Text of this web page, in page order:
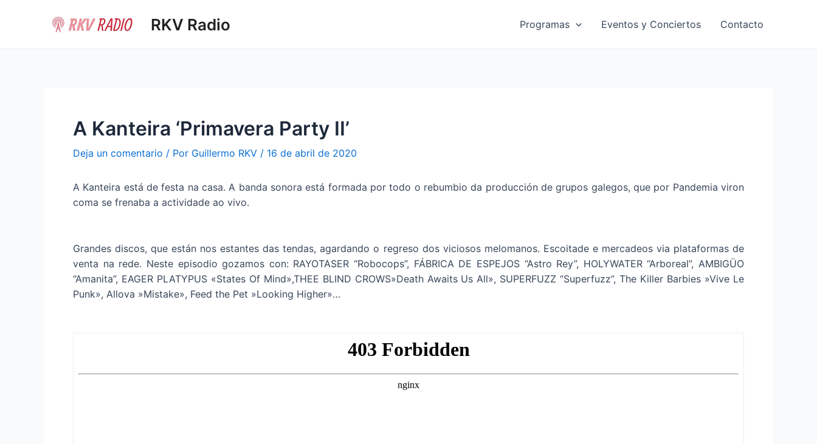
RKV Radio Programas Eventos y Conciertos Contacto
A Kanteira ‘Primavera Party II’
Deja un comentario / Por Guillermo RKV / 16 de abril de 2020
A Kanteira está de festa na casa. A banda sonora está formada por todo o rebumbio da producción de grupos galegos, que por Pandemia viron
coma se frenaba a actividade ao vivo.
Grandes discos, que están nos estantes das tendas, agardando o regreso dos viciosos melomanos. Escoitade e mercadeos via plataformas de
venta na rede. Neste episodio gozamos con: RAYOTASER “Robocops”, FÁBRICA DE ESPEJOS “Astro Rey”, HOLYWATER “Arboreal”, AMBIGÜO
“Amanita”, EAGER PLATYPUS «States Of Mind»,THEE BLIND CROWS»Death Awaits Us All», SUPERFUZZ “Superfuzz”, The Killer Barbies »Vive Le
Punk», Allova »Mistake», Feed the Pet »Looking Higher»…